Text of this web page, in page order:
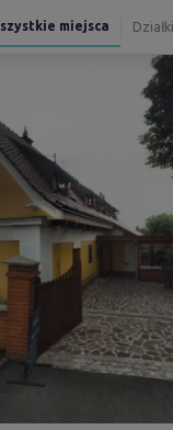
miejsca